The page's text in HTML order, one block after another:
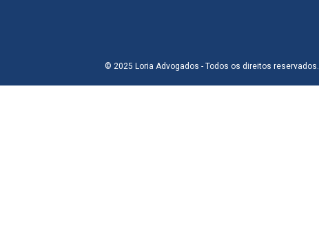
© 2025 Loria Advogados - Todos os direitos reservados.